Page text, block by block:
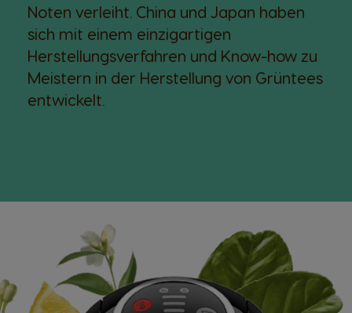
Noten verleiht. China und Japan haben
sich mit einem einzigartigen
Herstellungsverfahren und Know-how zu
Meistern in der Herstellung von Grüntees
entwickelt.